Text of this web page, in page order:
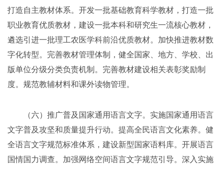
打造自主教材体系。开发一批基础教育科学教材，打造一批
职业教育优质教材，建设一批本科和研究生一流核心教材，
遴选引进一批理工农医学科前沿优质教材。加快推进教材数
字化转型。完善教材管理体制，健全国家、地方、学校、出
版单位分级分类负责机制。完善教材建设相关表彰奖励制
度。规范教辅材料和课外读物管理。
（六）推广普及国家通用语言文字。实施国家通用语言
文字普及攻坚和质量提升行动。提高全民语言文化素养。健
全语言文字规范标准体系，建设新型国家语料库。开展语言
国情国力调查。加强网络空间语言文字规范引导。深入实施